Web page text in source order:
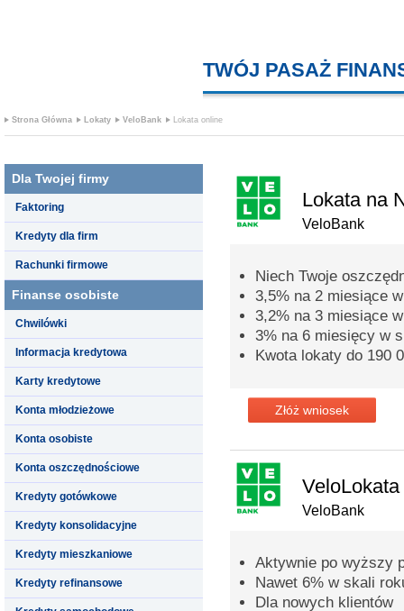
TWÓJ PASAŻ
Strona Główna Lokaty VeloBank Lokata online
Dla Twojej firmy
Faktoring
Kredyty dla firm
Rachunki firmowe
Finanse osobiste
Chwilówki
Informacja kredytowa
Karty kredytowe
Konta młodzieżowe
Konta osobiste
Konta oszczędnościowe
Kredyty gotówkowe
Kredyty konsolidacyjne
Kredyty mieszkaniowe
Kredyty refinansowe
Lokata na
VeloBank
Niech Twoje
3,5% na 2 miesiące
3,2% na 3 miesiące
3% na 6 miesięcy w
Kwota lokaty do 190
Złóż wniosek
VeloBank
Aktywnie po wyższy
Nawet 6% w skali
Dla nowych klientów